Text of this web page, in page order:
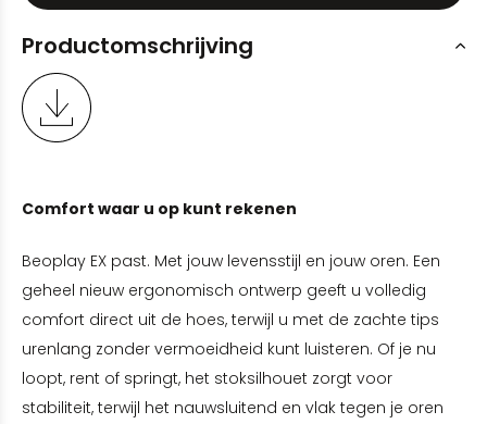
Productomschrijving
Comfort waar u op kunt rekenen
Beoplay EX past. Met jouw levensstijl en jouw oren. Een
geheel nieuw ergonomisch ontwerp geeft u volledig
comfort direct uit de hoes, terwijl u met de zachte tips
urenlang zonder vermoeidheid kunt luisteren. Of je nu
loopt, rent of springt, het stoksilhouet zorgt voor
stabiliteit, terwijl het nauwsluitend en vlak tegen je oren